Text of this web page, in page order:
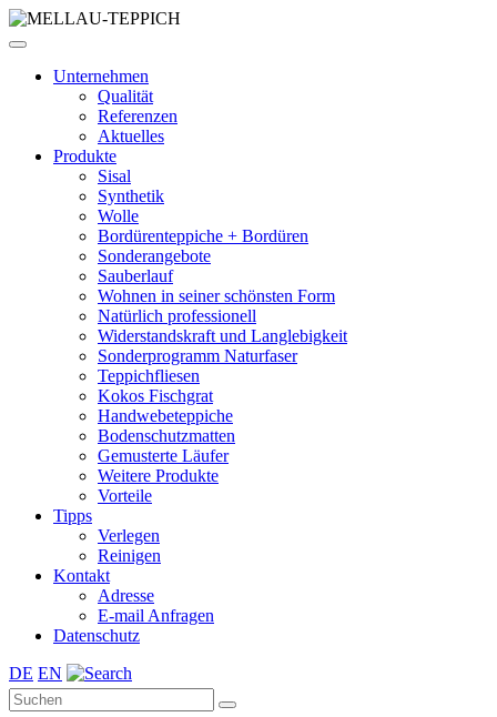
Unternehmen
Qualität
Referenzen
Aktuelles
Produkte
Sisal
Synthetik
Wolle
Bordürenteppiche + Bordüren
Sonderangebote
Sauberlauf
Wohnen in seiner schönsten Form
Natürlich professionell
Widerstandskraft und Langlebigkeit
Sonderprogramm Naturfaser
Teppichfliesen
Kokos Fischgrat
Handwebeteppiche
Bodenschutzmatten
Gemusterte Läufer
Weitere Produkte
Vorteile
Tipps
Verlegen
Reinigen
Kontakt
Adresse
E-mail Anfragen
Datenschutz
DE EN